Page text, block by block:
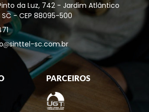
da Luz, 742 - Jardim Atlântico
- CEP 88095-500
sinttel-sc.com.br
PARCEIROS